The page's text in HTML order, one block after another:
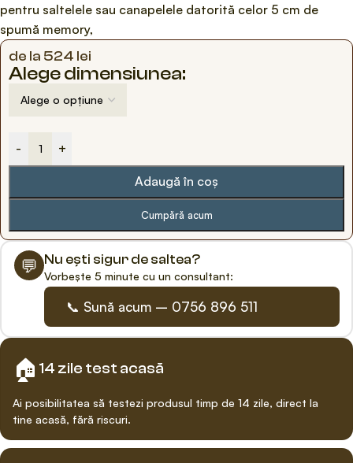
pentru saltelele sau canapelele datorită celor 5 cm de
spumă memory,
de la 524 lei
Alege dimensiunea:
- +
Adaugă în coș
Cumpără acum
💬 Nu ești sigur de saltea?
Vorbește 5 minute cu un consultant:
📞 Sună acum – 0756 896 511
🏠 14 zile test acasă
Ai posibilitatea să testezi produsul timp de 14 zile, direct la
tine acasă, fără riscuri.